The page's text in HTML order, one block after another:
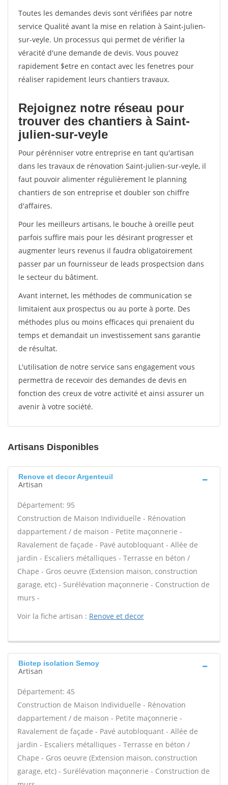
Toutes les demandes devis sont vérifiées par notre
service Qualité avant la mise en relation à Saint-julien-
sur-veyle. Un processus qui permet de vérifier la
véracité d'une demande de devis. Vous pouvez
rapidement $etre en contact avec les fenetres pour
réaliser rapidement leurs chantiers travaux.
Rejoignez notre réseau pour
trouver des chantiers à Saint-
julien-sur-veyle
Pour pérénniser votre entreprise en tant qu'artisan
dans les travaux de rénovation Saint-julien-sur-veyle, il
faut pouvoir alimenter régulièrement le planning
chantiers de son entreprise et doubler son chiffre
d'affaires.
Pour les meilleurs artisans, le bouche à oreille peut
parfois suffire mais pour les désirant progresser et
augmenter leurs revenus il faudra obligatoirement
passer par un fournisseur de leads prospectsion dans
le secteur du bâtiment.
Avant internet, les méthodes de communication se
limitaient aux prospectus ou au porte à porte. Des
méthodes plus ou moins efficaces qui prenaient du
temps et demandait un investissement sans garantie
de résultat.
L'utilisation de notre service sans engagement vous
permettra de recevoir des demandes de devis en
fonction des creux de votre activité et ainsi assurer un
avenir à votre société.
Artisans Disponibles
Renove et decor Argenteuil
Artisan
Département: 95
Construction de Maison Individuelle - Rénovation
dappartement / de maison - Petite maçonnerie -
Ravalement de façade - Pavé autobloquant - Allée de
jardin - Escaliers métalliques - Terrasse en béton /
Chape - Gros oeuvre (Extension maison, construction
garage, etc) - Surélévation maçonnerie - Construction de
murs -
Voir la fiche artisan : Renove et decor
Biotep isolation Semoy
Artisan
Département: 45
Construction de Maison Individuelle - Rénovation
dappartement / de maison - Petite maçonnerie -
Ravalement de façade - Pavé autobloquant - Allée de
jardin - Escaliers métalliques - Terrasse en béton /
Chape - Gros oeuvre (Extension maison, construction
garage, etc) - Surélévation maçonnerie - Construction de